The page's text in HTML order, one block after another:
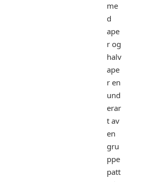
me
d
ape
r og
halv
ape
r en
und
erar
t av
en
gru
ppe
patt